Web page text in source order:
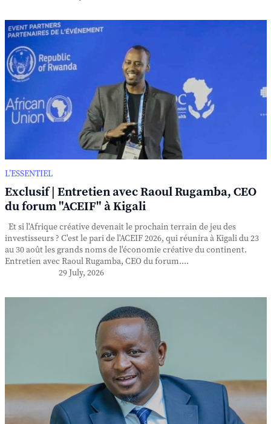
L’ESSENTIEL
Exclusif | Entretien avec Raoul Rugamba, CEO
du forum "ACEIF" à Kigali
Et si l'Afrique créative devenait le prochain terrain de jeu des
investisseurs ? C'est le pari de l'ACEIF 2026, qui réunira à Kigali du 23
au 30 août les grands noms de l'économie créative du continent.
Entretien avec Raoul Rugamba, CEO du forum....
29 July, 2026